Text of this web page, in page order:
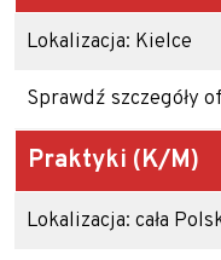
Lokalizacja: Kielce
Sprawdź szczegóły
Praktyki (K/M)
Lokalizacja: cała